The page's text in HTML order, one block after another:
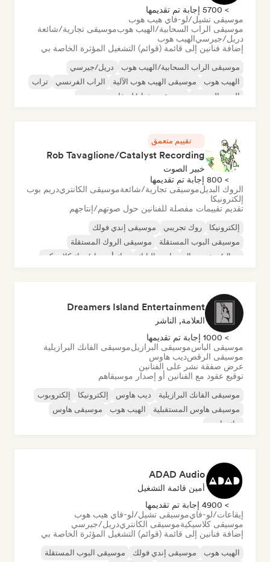
> 5700 إجابة تم تقديمها
موسيقى تشيل/لو-فاي هيب هوب
موسيقى الراب السحابية/الهيب هوبموسيقى تجارية/شائعة
دريل/جيرسيالهيب هوب
إضافة فنانين إلى قائمة (قوائم) التشغيل المؤثرة الخاصة بي
موسيقى الراب السحابية/الهيب هوب
دريل/جيرسي
الهيب هوب
موسيقى الهيب هوب الآلية الراب الفرنسي
تراب
البوب الحضري
موسيقى تشيل/لو-فاي هيب هوب
تقييم متعمق
Rob Tavaglione/Catalyst Recording
خبير الصوت
> 800 إجابة تم تقديمها
الروك البديلموسيقى تجارية/شائعةموسيقى الكانتريدريم بوب
إلكترونيكا
تقديم تقييمات مفصلة للفنانين حول صوتهم/إنتاجهم
إلكترونيكا روك تجريبي
موسيقى إندي فولك
موسيقى البوب المستقلة
موسيقى الروك المستقلة
ميتال/هيفي ميتال
ما بعد البانك روك أند رول/روك كلاسيكي
Dreamers Island Entertainment
العلامة, الناشر
> 1000 إجابة تم تقديمها
موسيقى الباسموسيقى البرازيلموسيقى الفانك البرازيلية
موسيقى الرقصديب هاوس
عرض صفقة نشر على الفنانين
توقيع عقود مع الفنانين أو إصدار موسيقاهم
موسيقى الفانك البرازيلية ديب هاوس إلكترونيكا
إلكتروبوب
موسيقى هاوس المستقبلية
الهيب هوب
موسيقى هاوس
تيك هاوس
ADAD Audio
أمين قائمة التشغيل
> 4900 إجابة تم تقديمها
إيقاعات/لو-فايموسيقى تشيل/لو-فاي هيب هوب
موسيقى كلاسيكيةموسيقى الكانتريدريل/جيرسي
إضافة فنانين إلى قائمة (قوائم) التشغيل المؤثرة الخاصة بي
الهيب هوب موسيقى إندي فولك
موسيقى البوب المستقلة